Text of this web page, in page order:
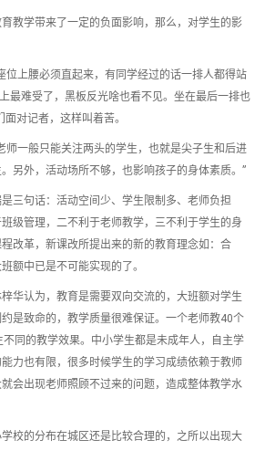
教学带来了一定的负面影响，那么，对学生的影
位上腰必须直起来，有同学经过的话一排人都得站
最难受了，黑板反光啥也看不见。坐在最后一排也
对记者，这样叫着苦。
师一般只能关注两头的学生，也就是尖子生和后进
另外，活动场所不够，也影响孩子的身体素质。”
三句话：活动空间少、学生限制多、老师负担
级管理，二不利于老师教学，三不利于学生的身
改革，新课改所提出来的新的教育理念如：合
额中已是不可能实现的了。
华认为，教育是需要双向交流的，大班额对学生
是致命的，教学质量很难保证。一个老师教40个
同的教学效果。中小学生都是未成年人，自主学
力也有限，很多时候学生的学习成绩依赖于教师
会出现老师照顾不过来的问题，造成整体教学水
校的分布在城区还是比较合理的，之所以出现大